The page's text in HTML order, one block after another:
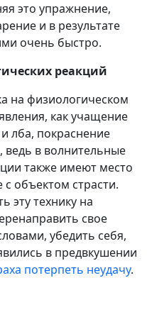
это упражнение,
и в результате
очень быстро.
реакций
на физиологическом
как учащение
лба, покраснение
ведь в волнительные
также имеют место
объектом страсти.
эту технику на
свое
убедить себя,
в предвкушении
потерпеть неудачу.